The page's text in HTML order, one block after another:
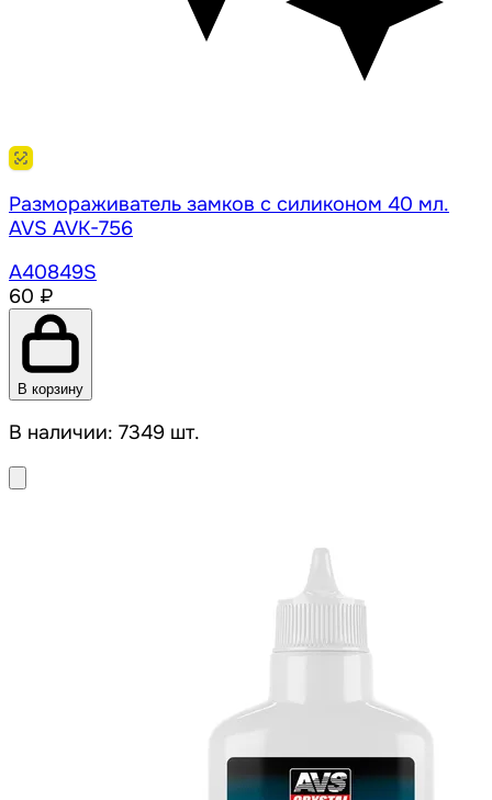
Размораживатель замков с силиконом 40 мл.
AVS AVK-756
A40849S
60 ₽
В корзину
В наличии: 7349 шт.